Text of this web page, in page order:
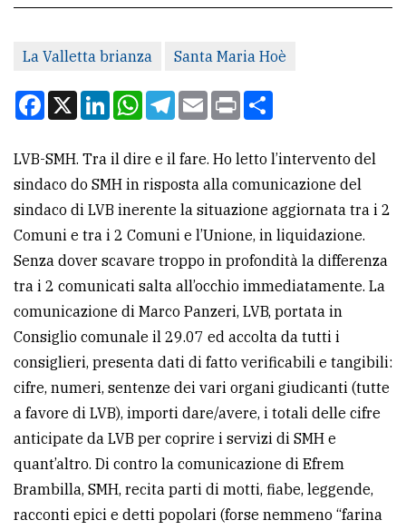
redazione
Scrivici
la
tua
pubblicità
CERCA
Cerca
per
comune
Ricerca
avanzata
LE
ALTRE
TESTATE
La Valletta brianza Santa Maria Hoè
Facebook
X LinkedInWhatsApp
Telegram
EmailPrint
LVB-SMH. Tra il dire e il fare. Ho letto l’intervento del
sindaco do SMH in risposta alla comunicazione del
sindaco di LVB inerente la situazione aggiornata tra i 2
Comuni e tra i 2 Comuni e l’Unione, in liquidazione.
Senza dover scavare troppo in profondità la differenza
tra i 2 comunicati salta all’occhio immediatamente. La
comunicazione di Marco Panzeri, LVB, portata in
Consiglio comunale il 29.07 ed accolta da tutti i
consiglieri, presenta dati di fatto verificabili e tangibili:
cifre, numeri, sentenze dei vari organi giudicanti (tutte
a favore di LVB), importi dare/avere, i totali delle cifre
anticipate da LVB per coprire i servizi di SMH e
quant’altro. Di contro la comunicazione di Efrem
Brambilla, SMH, recita parti di motti, fiabe, leggende,
racconti epici e detti popolari (forse nemmeno “farina